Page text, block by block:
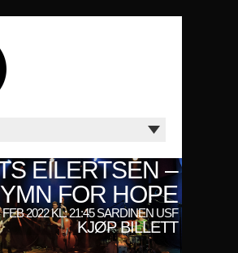
EILERTSEN –
FOR HOPE
FEB 2022 KL: 21:45 SARDINEN USF
KJØP BILLETT